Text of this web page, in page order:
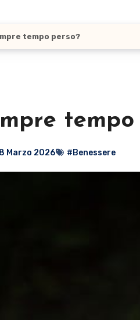
tempo perso?
Marzo 2026 #Benessere